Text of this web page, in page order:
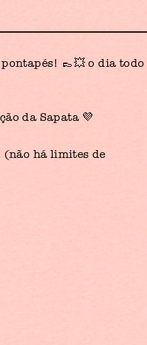
👞💥 o dia todo
da Sapata 💜
(não há limites de